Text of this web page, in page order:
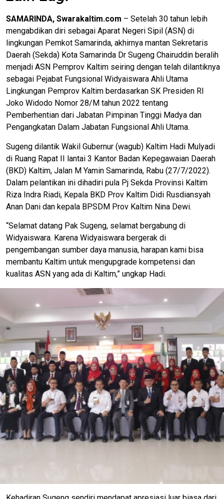
SAMARINDA, Swarakaltim.com – Setelah 30 tahun lebih
mengabdikan diri sebagai Aparat Negeri Sipil (ASN) di
lingkungan Pemkot Samarinda, akhirnya mantan Sekretaris
Daerah (Sekda) Kota Samarinda Dr Sugeng Chairuddin beralih
menjadi ASN Pemprov Kaltim seiring dengan telah dilantiknya
sebagai Pejabat Fungsional Widyaiswara Ahli Utama
Lingkungan Pemprov Kaltim berdasarkan SK Presiden RI
Joko Widodo Nomor 28/M tahun 2022 tentang
Pemberhentian dari Jabatan Pimpinan Tinggi Madya dan
Pengangkatan Dalam Jabatan Fungsional Ahli Utama.
Sugeng dilantik Wakil Gubernur (wagub) Kaltim Hadi Mulyadi
di Ruang Rapat II lantai 3 Kantor Badan Kepegawaian Daerah
(BKD) Kaltim, Jalan M Yamin Samarinda, Rabu (27/7/2022).
Dalam pelantikan ini dihadiri pula Pj Sekda Provinsi Kaltim
Riza Indra Riadi, Kepala BKD Prov Kaltim Didi Rusdiansyah
Anan Dani dan kepala BPSDM Prov Kaltim Nina Dewi.
“Selamat datang Pak Sugeng, selamat bergabung di
Widyaiswara. Karena Widyaiswara bergerak di
pengembangan sumber daya manusia, harapan kami bisa
membantu Kaltim untuk mengupgrade kompetensi dan
kualitas ASN yang ada di Kaltim,” ungkap Hadi.